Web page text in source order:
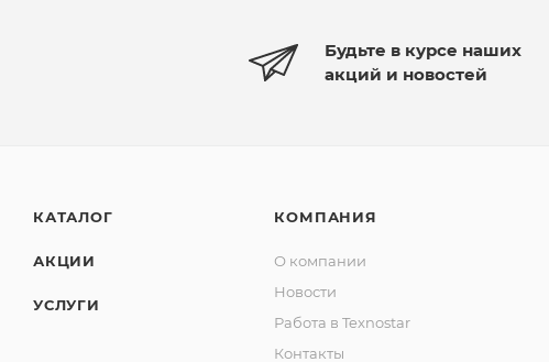
Будьте в курсе наших
акций и новостей
КАТАЛОГ
АКЦИИ
УСЛУГИ
КОМПАНИЯ
О компании
Новости
Работа в Texnostar
Контакты